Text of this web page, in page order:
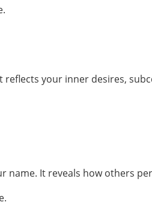
your inner desires,
It reveals how others